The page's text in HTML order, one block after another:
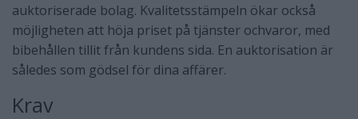
auktoriserade bolag. Kvalitetsstämpeln ökar också
möjligheten att höja priset på tjänster ochvaror, med
bibehållen tillit från kundens sida. En auktorisation är
således som gödsel för dina affärer.
Krav